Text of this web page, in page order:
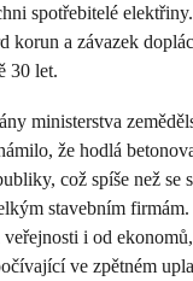
spotřebitelé
korun a závazek
30 let.
ministerstva
že hodlá
což spíše než se
stavebním
i od
ve zpětném